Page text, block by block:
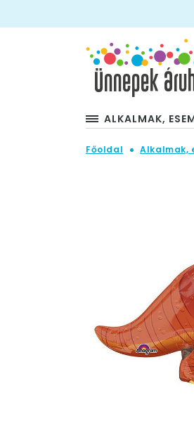
ALKALMAK,
Főoldal Alkalmak,